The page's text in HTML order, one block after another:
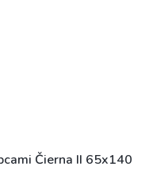
Čierna II 65x140